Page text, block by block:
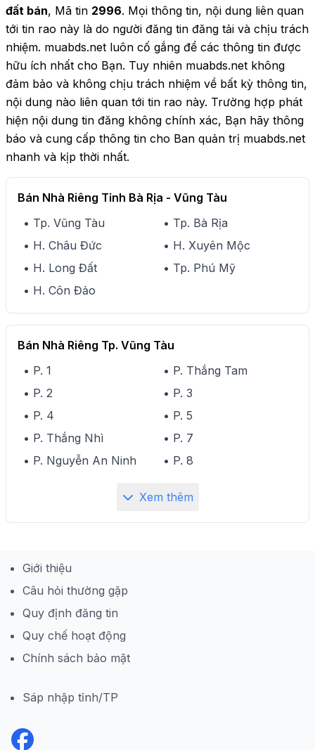
đất bán, Mã tin 2996. Mọi thông tin, nội dung liên quan
tới tin rao này là do người đăng tin đăng tải và chịu trách
nhiệm. muabds.net luôn cố gắng để các thông tin được
hữu ích nhất cho Bạn. Tuy nhiên muabds.net không
đảm bảo và không chịu trách nhiệm về bất kỳ thông tin,
nội dung nào liên quan tới tin rao này. Trường hợp phát
hiện nội dung tin đăng không chính xác, Bạn hãy thông
báo và cung cấp thông tin cho Ban quản trị muabds.net
nhanh và kịp thời nhất.
Bán Nhà Riêng Tỉnh Bà Rịa - Vũng Tàu
• Tp. Vũng Tàu
• Tp. Bà Rịa
• H. Châu Đức
• H. Xuyên Mộc
• H. Long Đất
• Tp. Phú Mỹ
• H. Côn Đảo
Bán Nhà Riêng Tp. Vũng Tàu
• P. 1
• P. Thắng Tam
• P. 2
• P. 3
• P. 4
• P. 5
• P. Thắng Nhì
• P. 7
• P. Nguyễn An Ninh
• P. 8
Xem thêm
Giới thiệu
Câu hỏi thường gặp
Quy định đăng tin
Quy chế hoạt động
Chính sách bảo mật
Sáp nhập tỉnh/TP